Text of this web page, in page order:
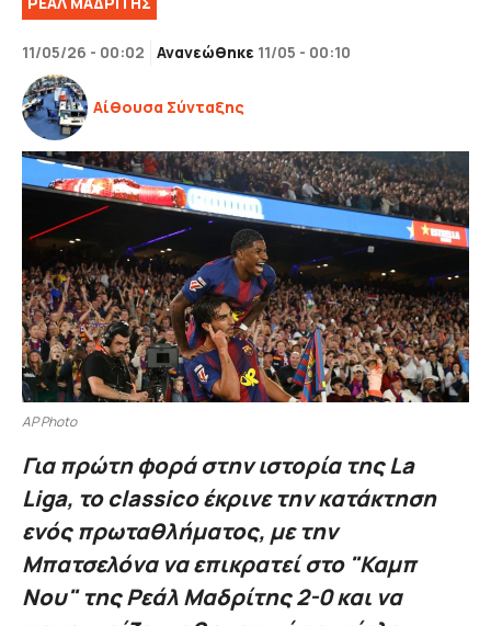
11/05/26 - 00:02 Ανανεώθηκε 11/05 - 00:10
Αίθουσα Σύνταξης
AP Photo
Για πρώτη φορά στην ιστορία της La
Liga, το classico έκρινε την κατάκτηση
ενός πρωταθλήματος, με την
Μπατσελόνα να επικρατεί στο "Καμπ
Νου" της Ρεάλ Μαδρίτης 2-0 και να